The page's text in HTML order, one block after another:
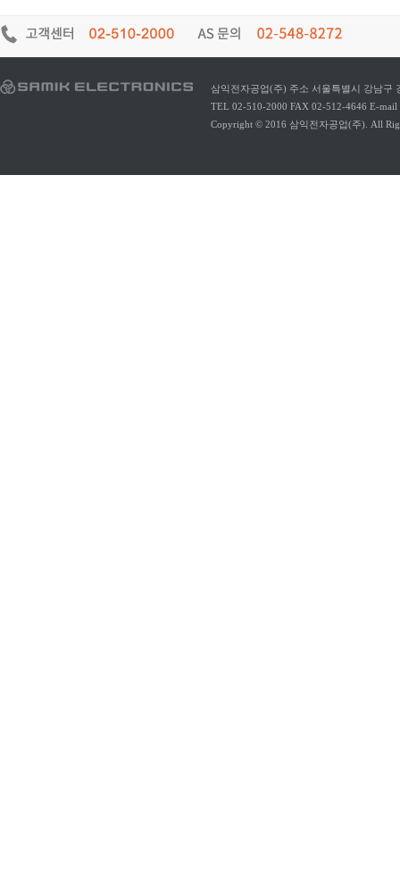
삼익전자공업(주) 주소 서울특별시 강남구
TEL 02-510-2000 FAX 02-512-4646 E-mail
Copyright © 2016 삼익전자공업(주). All